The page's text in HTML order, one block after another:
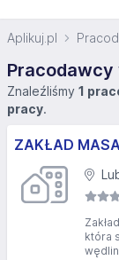
Aplikuj.pl
Pracodawcy
Znaleźliśmy 1
pracy.
ZAKŁAD
która